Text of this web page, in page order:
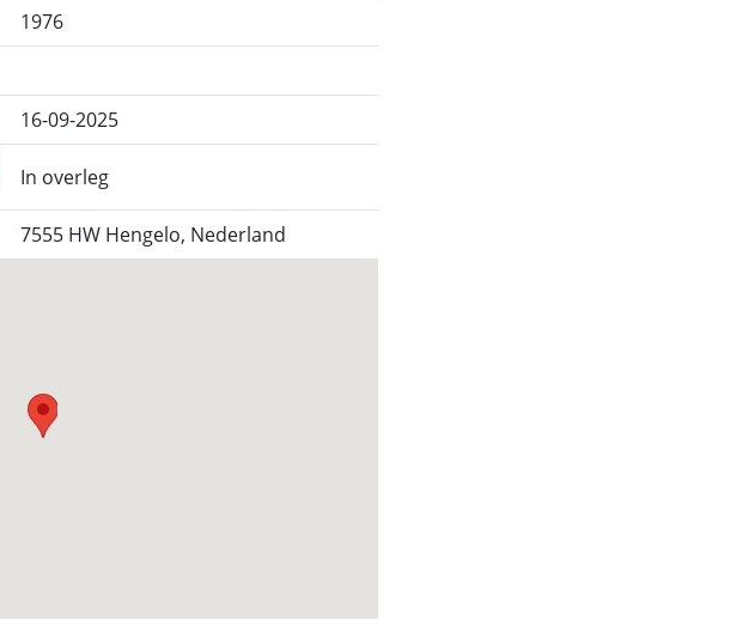
1976
16-09-2025
In overleg
7555 HW Hengelo, Nederland